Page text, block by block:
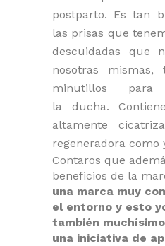
postparto. Es tan
las prisas que
descuidadas que
nosotras
minutillos
la ducha.
altamente
regeneradora como
Contaros que
beneficios de la
una marca muy
el entorno y esto
también
una iniciativa de